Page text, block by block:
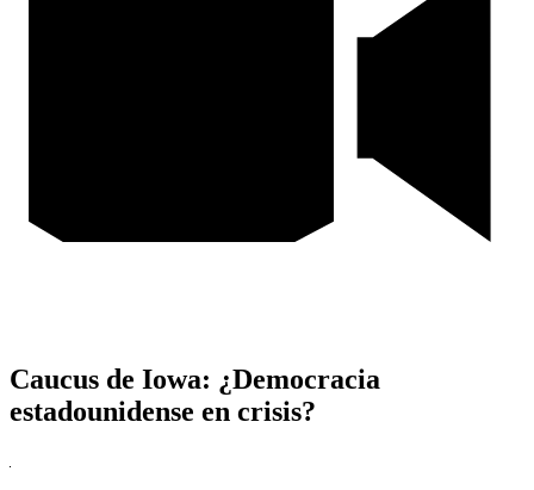
Caucus de Iowa: ¿Democracia
estadounidense en crisis?